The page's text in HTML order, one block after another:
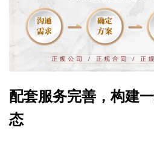
配套服务完善，构建
态